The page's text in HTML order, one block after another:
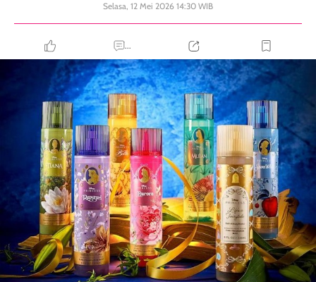
Selasa, 12 Mei 2026 14:30 WIB
...